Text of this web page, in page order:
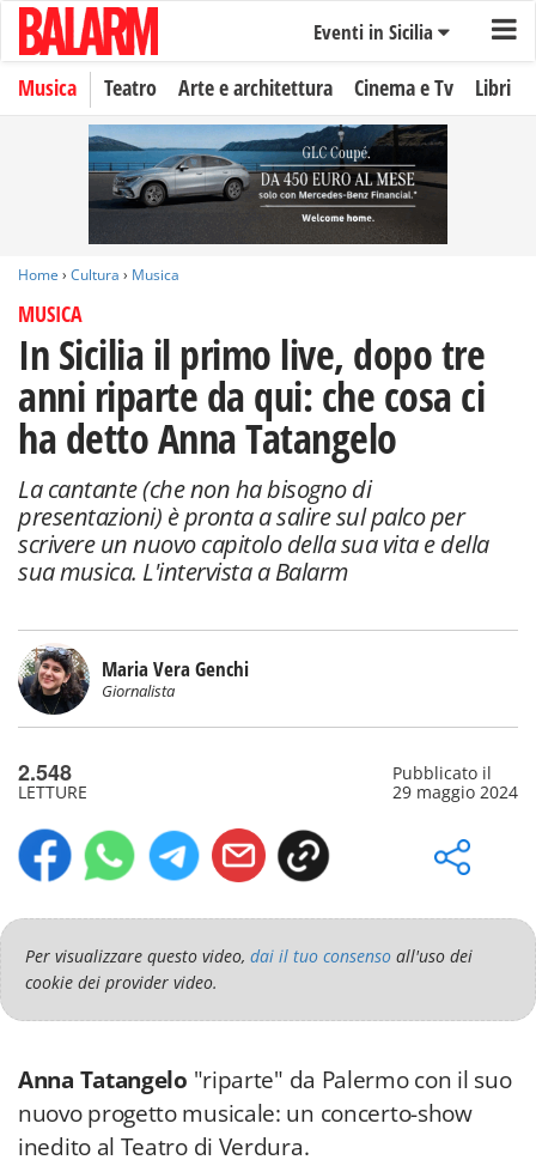
Eventi in Sicilia
Musica Teatro Arte e architettura Cinema e Tv Libri
Home › Cultura › Musica
MUSICA
In Sicilia il primo live, dopo tre
anni riparte da qui: che cosa ci
ha detto Anna Tatangelo
La cantante (che non ha bisogno di
presentazioni) è pronta a salire sul palco per
scrivere un nuovo capitolo della sua vita e della
sua musica. L'intervista a Balarm
Maria Vera Genchi
Giornalista
2.548
LETTURE
Pubblicato il
29 maggio 2024
Per visualizzare questo video, dai il tuo consenso all'uso dei
cookie dei provider video.
Anna Tatangelo "riparte" da Palermo con il suo
nuovo progetto musicale: un concerto-show
inedito al Teatro di Verdura.